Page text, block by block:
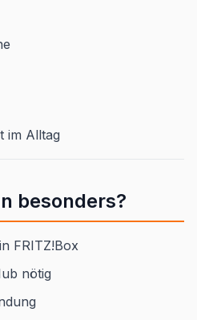
im Alltag
besonders?
FRITZ!Box
nötig